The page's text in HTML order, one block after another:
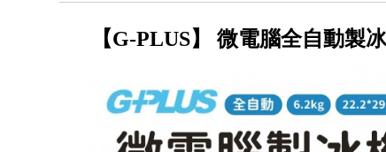
【G-PLUS】 微電腦全自動製